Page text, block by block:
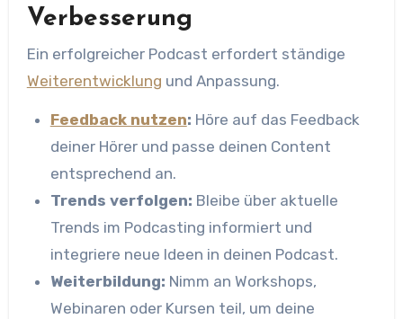
Verbesserung
Ein erfolgreicher Podcast erfordert ständige
Weiterentwicklung und Anpassung.
Feedback nutzen: Höre auf das Feedback
deiner Hörer und passe deinen Content
entsprechend an.
Trends verfolgen: Bleibe über aktuelle
Trends im Podcasting informiert und
integriere neue Ideen in deinen Podcast.
Weiterbildung: Nimm an Workshops,
Webinaren oder Kursen teil, um deine